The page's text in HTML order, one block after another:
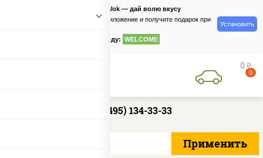
PizzaSushiWok — дай волю вкусу
Скачайте приложение и получите подарок при
по промокоду: WELCOME
Установить
0 руб
0
+7 (495) 134-33-33